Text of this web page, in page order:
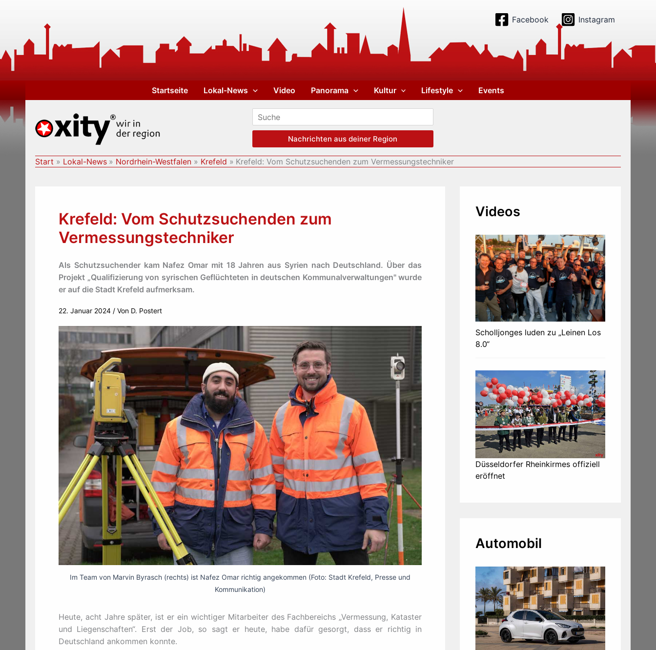
Facebook Instagram
Startseite Lokal-News Video Panorama Kultur Lifestyle Events
Nachrichten aus deiner Region
Start Lokal-News Nordrhein-Westfalen Krefeld Krefeld: Vom Schutzsuchenden zum Vermessungstechniker
Krefeld: Vom Schutzsuchenden zum
Vermessungstechniker
Als Schutzsuchender kam Nafez Omar mit 18 Jahren aus Syrien nach Deutschland. Über das
Projekt „Qualifizierung von syrischen Geflüchteten in deutschen Kommunalverwaltungen" wurde
er auf die Stadt Krefeld aufmerksam.
22. Januar 2024 / Von D. Postert
Im Team von Marvin Byrasch (rechts) ist Nafez Omar richtig angekommen (Foto: Stadt Krefeld, Presse und
Kommunikation)
Heute, acht Jahre später, ist er ein wichtiger Mitarbeiter des Fachbereichs „Vermessung, Kataster
und Liegenschaften“. Erst der Job, so sagt er heute, habe dafür gesorgt, dass er richtig in
Deutschland ankommen konnte.
Videos
Scholljonges luden zu „Leinen Los
8.0“
Düsseldorfer Rheinkirmes offiziell
eröffnet
Automobil